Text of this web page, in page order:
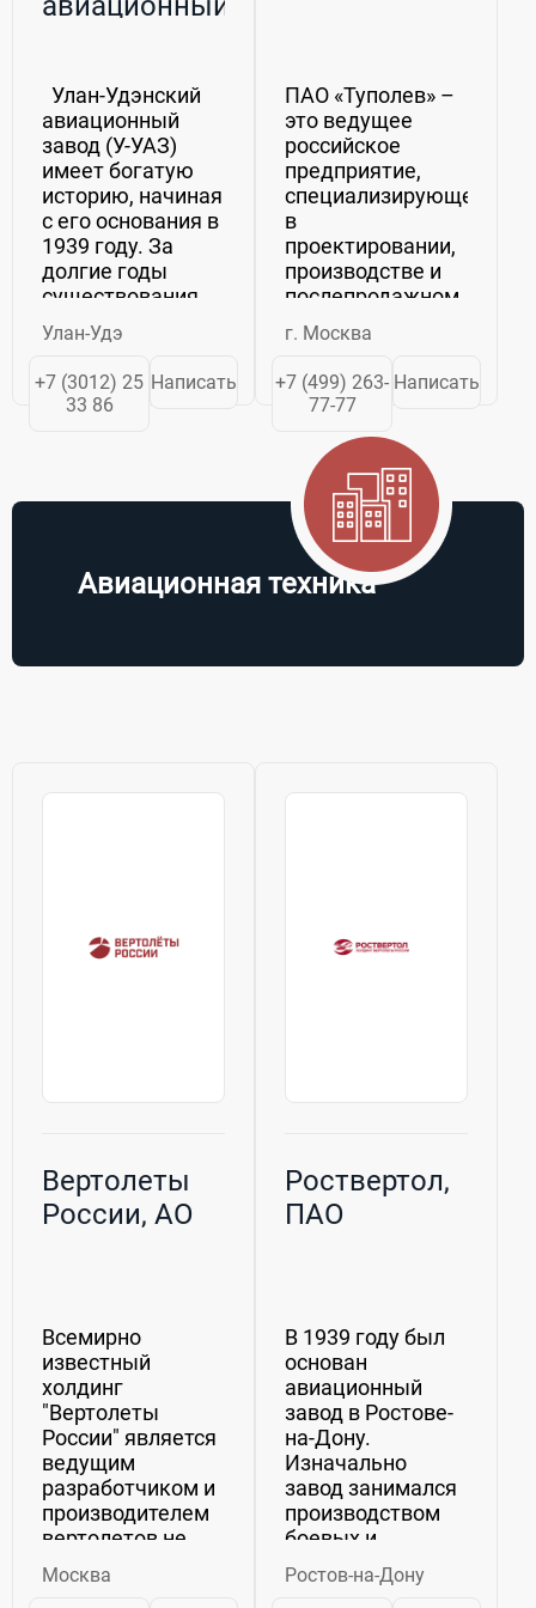
Улан-Удэнский
авиационный
завод (У-УАЗ)
имеет богатую
историю, начиная
с его основания в
1939 году. За
долгие годы
существования
завода было
много периодов,
когда он
выпускал
вертолетов и
Улан-Удэ
+7 (3012) 25
33 86
Написать
ПАО «Туполев» –
это ведущее
российское
предприятие,
специализирующееся
в
проектировании,
производстве и
послепродажном
сопровождении
ракетоносцев и
самолетов
специального
Компания
является
головным
предприятием
дивизиона
стратегической...
г. Москва
+7 (499) 263-
77-77
Написать
Авиационная техника
Вертолеты
России, АО
Всемирно
известный
холдинг
"Вертолеты
России" является
ведущим
разработчиком и
производителем
вертолетов не
только в России,
но и во всем
Москва
Роствертол,
ПАО
В 1939 году был
основан
авиационный
завод в Ростове-
на-Дону.
Изначально
завод занимался
производством
боевых и
гражданских
самолетов.
Ростов-на-Дону